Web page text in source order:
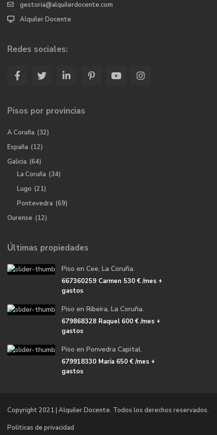
gestoria@alquilerdocente.com
Alquiler Docente
Redes sociales:
Pisos por provincias
A Coruña (32)
España (12)
Galicia (64)
La Coruña (34)
Lugo (21)
Pontevedra (69)
Ourense (12)
Últimas propiedades
Piso en Cee, La Coruña.
667360259 Carmen 530 €/mes +
gastos
Piso en Ribeira, La Coruña.
679868328 Raquel600 €/mes +
gastos
Piso en Ponvedra Capital.
679918330 María 650 €/mes +
gastos
Copyright 2021 | Alquiler Docente. Todos los derechos reservados.
Politicas de privacidad